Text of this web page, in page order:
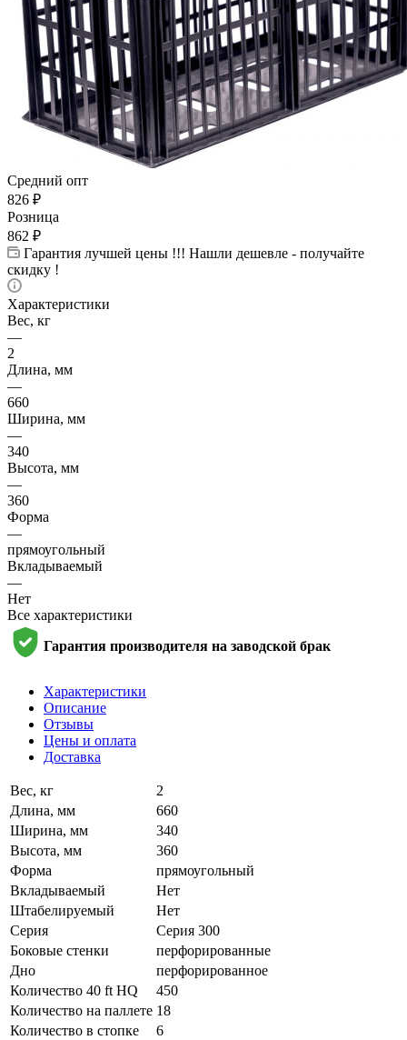
Средний опт
826 ₽
Розница
862 ₽
Гарантия лучшей цены !!! Нашли дешевле - получайте
скидку !
Характеристики
Вес, кг
—
2
Длина, мм
—
660
Ширина, мм
—
340
Высота, мм
—
360
Форма
—
прямоугольный
Вкладываемый
—
Нет
Все характеристики
Гарантия производителя на заводской брак
Характеристики
Описание
Отзывы
Цены и оплата
Доставка
Вес, кг
2
Длина, мм
660
Ширина, мм
340
Высота, мм
360
Форма
прямоугольный
Вкладываемый
Нет
Штабелируемый
Нет
Серия
Серия 300
Боковые стенки
перфорированные
Дно
перфорированное
Количество 40 ft HQ
450
Количество на паллете 18
Количество в стопке
6